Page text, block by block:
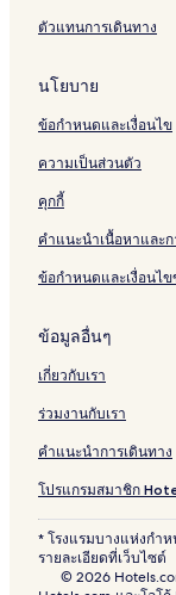
ป
ร์
โ
ฮ
ม
r
m
p
h
o
r
ตัวแทนการเดินทาง
นโยบาย
ข้อกำหนดและเงื่อนไข
ความเป็นส่วนตัว
คุกกี้
คำแนะนำเนื้อหาและก
ข้อกำหนดและเงื่อนไ
ข้อมูลอื่นๆ
เกี่ยวกับเรา
ร่วมงานกับเรา
คำแนะนำการเดินทาง
โปรแกรมสมาชิก
* โรงแรมบางแห่งกำ
รายละเอียดที่เว็บไซต์
© 2026